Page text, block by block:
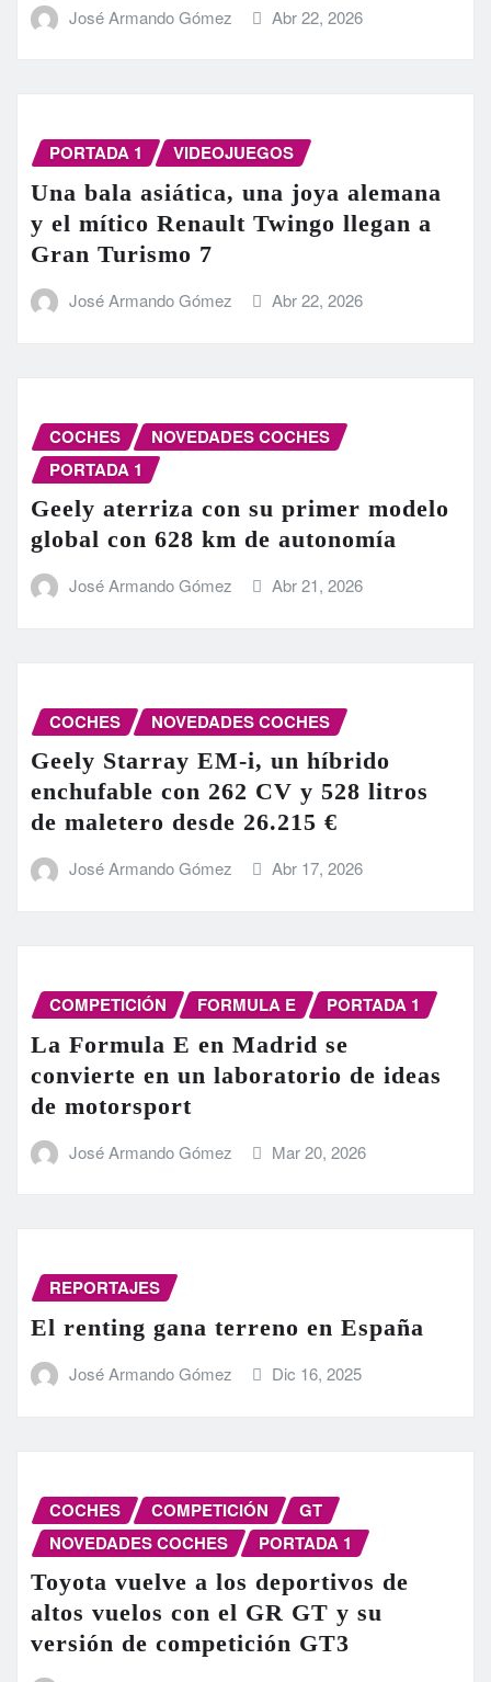
José Armando Gómez Abr 22, 2026
PORTADA 1 VIDEOJUEGOS
Una bala asiática, una joya alemana
y el mítico Renault Twingo llegan a
Gran Turismo 7
José Armando Gómez Abr 22, 2026
COCHES
NOVEDADES COCHES
PORTADA 1
Geely aterriza con su primer modelo
global con 628 km de autonomía
José Armando Gómez Abr 21, 2026
COCHES NOVEDADES COCHES
Geely Starray EM-i, un híbrido
enchufable con 262 CV y 528 litros
de maletero desde 26.215 €
José Armando Gómez Abr 17, 2026
COMPETICIÓN FORMULA E PORTADA 1
La Formula E en Madrid se
convierte en un laboratorio de ideas
de motorsport
José Armando Gómez Mar 20, 2026
REPORTAJES
El renting gana terreno en España
José Armando Gómez Dic 16, 2025
COCHES COMPETICIÓN
GT
NOVEDADES COCHES
PORTADA 1
Toyota vuelve a los deportivos de
altos vuelos con el GR GT y su
versión de competición GT3